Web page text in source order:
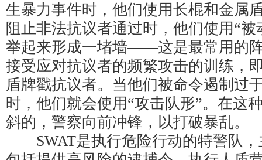
生暴力事件时，他们使用长棍和金属
阻止非法抗议者通过时，他们使用“
举起来形成一堵墙——这是最常用的
接受应对抗议者的频繁攻击的训练，
盾牌戳抗议者。当他们被命令遏制过
时，他们就会使用“攻击队形”。在这
斜的，警察向前冲锋，以打破暴乱。
SWAT是执行危险行动的特警队，